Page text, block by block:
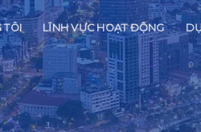
TÔI LĨNH VỰC HOẠT ĐỘNG